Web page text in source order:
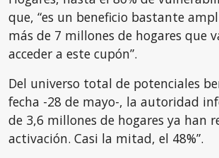
que, “es un beneficio bastante
más de 7 millones de hogares que
acceder a este cupón”.
Del universo total de potenciales
fecha -28 de mayo-, la autoridad
de 3,6 millones de hogares ya han
activación. Casi la mitad, el 48%”.